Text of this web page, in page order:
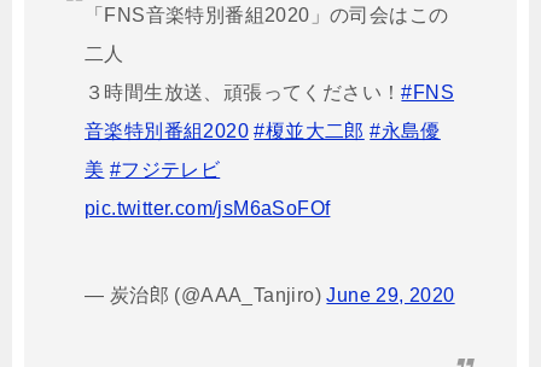
「FNS音楽特別番組2020」の司会はこの
二人
３時間生放送、頑張ってください！#FNS
音楽特別番組2020 #榎並大二郎 #永島優
美 #フジテレビ
pic.twitter.com/jsM6aSoFOf
— 炭治郎 (@AAA_Tanjiro)June 29, 2020